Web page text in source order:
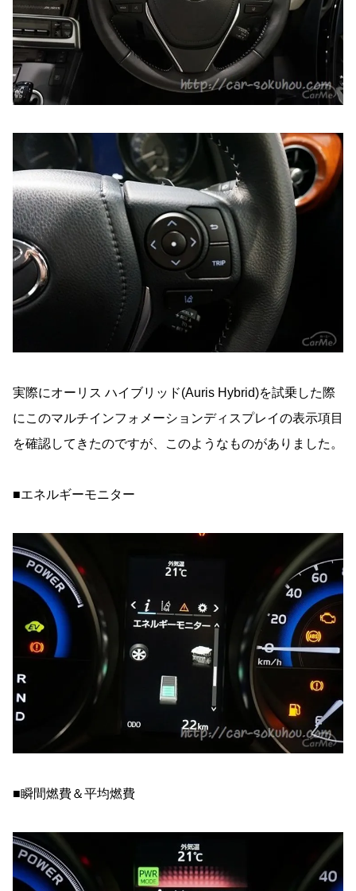
実際にオーリス ハイブリッド(Auris Hybrid)を試乗した際
にこのマルチインフォメーションディスプレイの表示項目
を確認してきたのですが、このようなものがありました。
■エネルギーモニター
■瞬間燃費＆平均燃費